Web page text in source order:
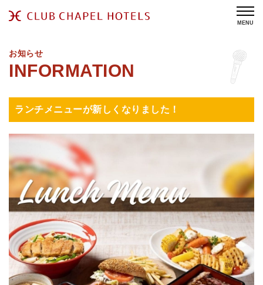
MENU
お知らせ
ランチメニューが新しくなりました！